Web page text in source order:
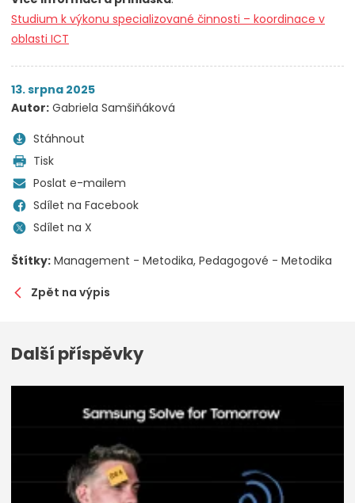
Studium k výkonu specializované činnosti – koordinace v
oblasti ICT
13. srpna 2025
Autor: Gabriela Samšiňáková
Stáhnout
Tisk
Poslat e-mailem
Sdílet na Facebook
Sdílet na X
Štítky: Management - Metodika Pedagogové - Metodika
Zpět na výpis
Další příspěvky